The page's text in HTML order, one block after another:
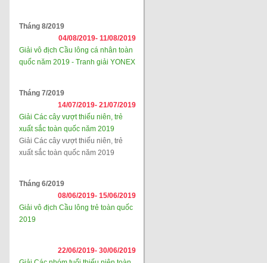
Tháng 8/2019
04/08/2019- 11/08/2019
Giải vô địch Cầu lông cá nhân toàn
quốc năm 2019 - Tranh giải YONEX
Tháng 7/2019
14/07/2019- 21/07/2019
Giải Các cây vượt thiếu niên, trẻ
xuất sắc toàn quốc năm 2019
Giải Các cây vượt thiếu niên, trẻ
xuất sắc toàn quốc năm 2019
Tháng 6/2019
08/06/2019- 15/06/2019
Giải vô địch Cầu lông trẻ toàn quốc
2019
22/06/2019- 30/06/2019